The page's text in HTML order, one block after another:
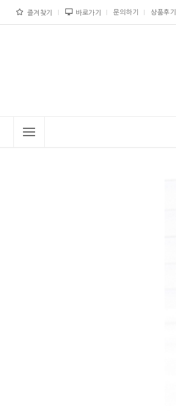
즐겨찾기 바로가기 문의하기 상품후기